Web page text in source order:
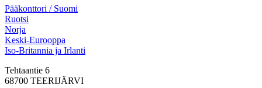
Pääkonttori / Suomi
Ruotsi
Norja
Keski-Eurooppa
Iso-Britannia ja Irlanti
Tehtaantie 6
68700 TEERIJÄRVI